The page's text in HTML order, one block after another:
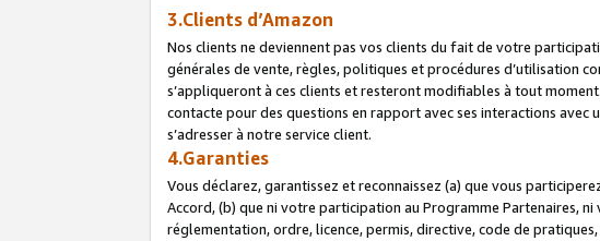
3.Clients d’Amazon
Nos clients ne deviennent pas vos clients du fait de votre
générales de vente, règles, politiques et procédures d’utilisation
s’appliqueront à ces clients et resteront modifiables à tout
contacte pour des questions en rapport avec ses interactions avec
s’adresser à notre service client.
4.Garanties
Vous déclarez, garantissez et reconnaissez (a) que vous
Accord, (b) que ni votre participation au Programme Partenaires,
réglementation, ordre, licence, permis, directive, code de